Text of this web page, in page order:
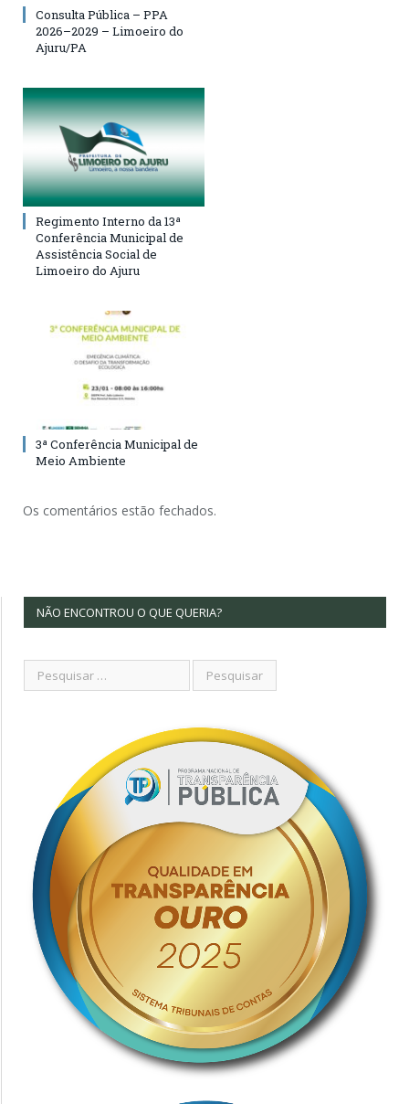
Consulta Pública – PPA
2026–2029 – Limoeiro do
Ajuru/PA
Regimento Interno da 13ª
Conferência Municipal de
Assistência Social de
Limoeiro do Ajuru
3ª Conferência Municipal de
Meio Ambiente
Os comentários estão fechados.
NÃO ENCONTROU O QUE QUERIA?